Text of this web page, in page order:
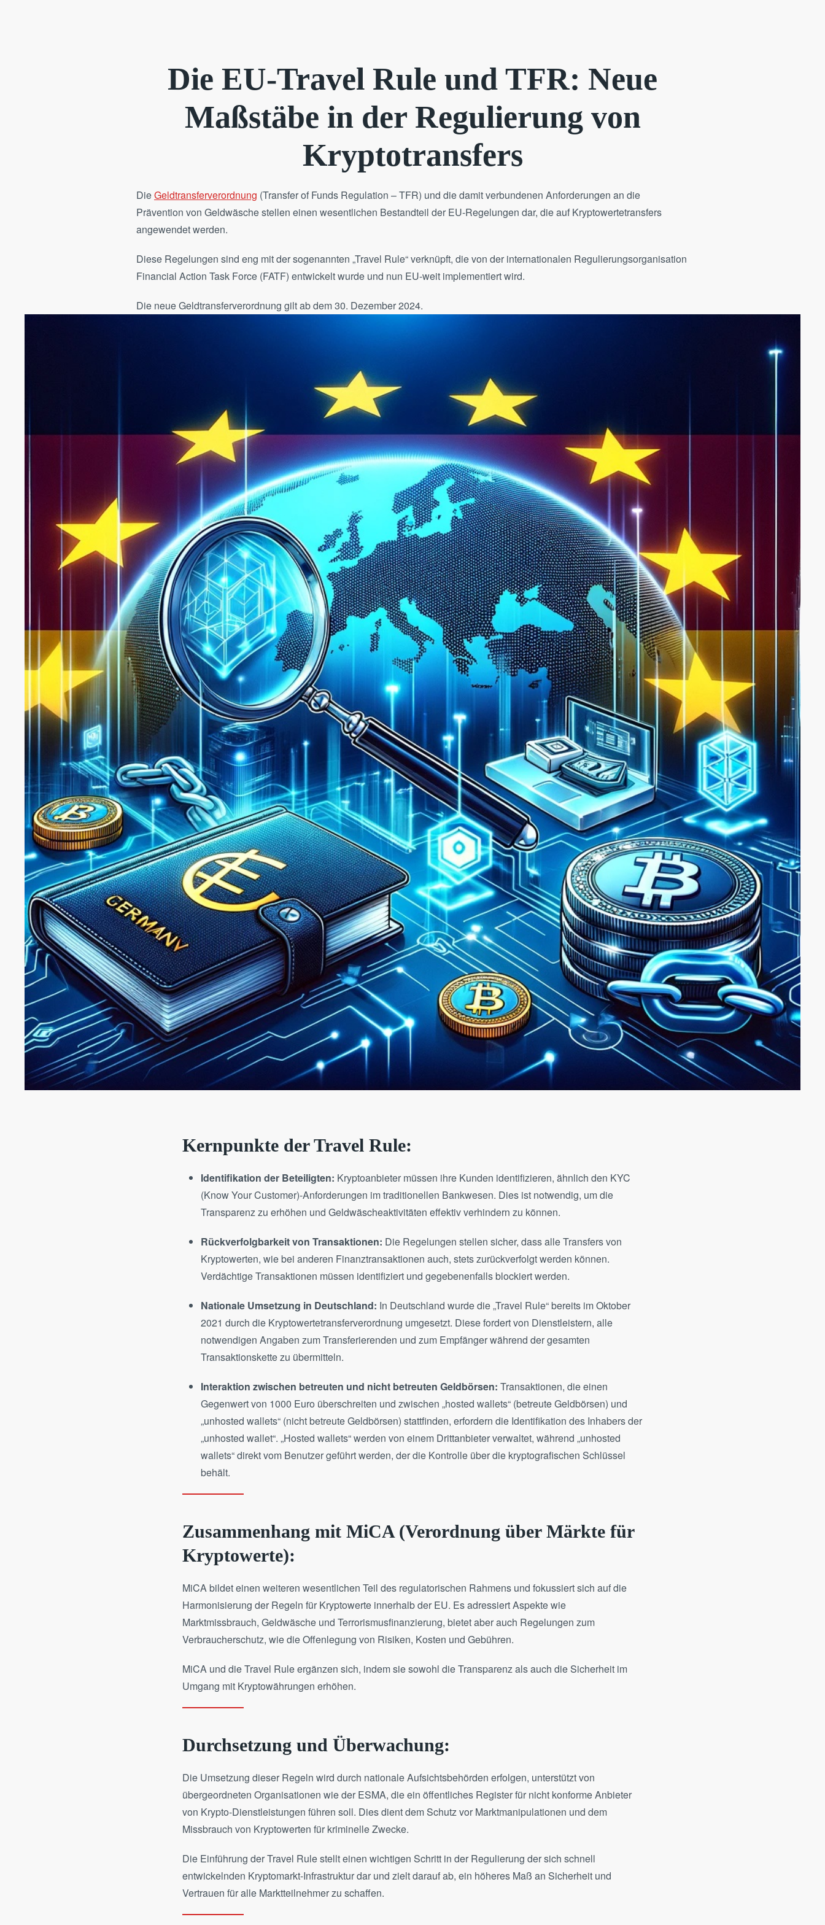
Die EU-Travel Rule und TFR: Neue
Maßstäbe in der Regulierung von
Kryptotransfers
DieGeldtransferverordnung (Transfer of Funds Regulation – TFR) und die damit verbundenen Anforderungen an die
Prävention von Geldwäsche stellen einen wesentlichen Bestandteil der EU-Regelungen dar, die auf Kryptowertetransfers
angewendet werden.
Diese Regelungen sind eng mit der sogenannten „Travel Rule“ verknüpft, die von der internationalen Regulierungsorganisation
Financial Action Task Force (FATF) entwickelt wurde und nun EU-weit implementiert wird.
Die neue Geldtransferverordnung gilt ab dem 30. Dezember 2024.
Kernpunkte der Travel Rule:
Identifikation der Beteiligten: Kryptoanbieter müssen ihre Kunden identifizieren, ähnlich den KYC
(Know Your Customer)-Anforderungen im traditionellen Bankwesen. Dies ist notwendig, um die
Transparenz zu erhöhen und Geldwäscheaktivitäten effektiv verhindern zu können.
Rückverfolgbarkeit von Transaktionen: Die Regelungen stellen sicher, dass alle Transfers von
Kryptowerten, wie bei anderen Finanztransaktionen auch, stets zurückverfolgt werden können.
Verdächtige Transaktionen müssen identifiziert und gegebenenfalls blockiert werden.
Nationale Umsetzung in Deutschland: In Deutschland wurde die „Travel Rule“ bereits im Oktober
2021 durch die Kryptowertetransferverordnung umgesetzt. Diese fordert von Dienstleistern, alle
notwendigen Angaben zum Transferierenden und zum Empfänger während der gesamten
Transaktionskette zu übermitteln.
Interaktion zwischen betreuten und nicht betreuten Geldbörsen: Transaktionen, die einen
Gegenwert von 1000 Euro überschreiten und zwischen „hosted wallets“ (betreute Geldbörsen) und
„unhosted wallets“ (nicht betreute Geldbörsen) stattfinden, erfordern die Identifikation des Inhabers der
„unhosted wallet“. „Hosted wallets“ werden von einem Drittanbieter verwaltet, während „unhosted
wallets“ direkt vom Benutzer geführt werden, der die Kontrolle über die kryptografischen Schlüssel
behält.
Zusammenhang mit MiCA (Verordnung über Märkte für
Kryptowerte):
MiCA bildet einen weiteren wesentlichen Teil des regulatorischen Rahmens und fokussiert sich auf die
Harmonisierung der Regeln für Kryptowerte innerhalb der EU. Es adressiert Aspekte wie
Marktmissbrauch, Geldwäsche und Terrorismusfinanzierung, bietet aber auch Regelungen zum
Verbraucherschutz, wie die Offenlegung von Risiken, Kosten und Gebühren.
MiCA und die Travel Rule ergänzen sich, indem sie sowohl die Transparenz als auch die Sicherheit im
Umgang mit Kryptowährungen erhöhen.
Durchsetzung und Überwachung:
Die Umsetzung dieser Regeln wird durch nationale Aufsichtsbehörden erfolgen, unterstützt von
übergeordneten Organisationen wie der ESMA, die ein öffentliches Register für nicht konforme Anbieter
von Krypto-Dienstleistungen führen soll. Dies dient dem Schutz vor Marktmanipulationen und dem
Missbrauch von Kryptowerten für kriminelle Zwecke.
Die Einführung der Travel Rule stellt einen wichtigen Schritt in der Regulierung der sich schnell
entwickelnden Kryptomarkt-Infrastruktur dar und zielt darauf ab, ein höheres Maß an Sicherheit und
Vertrauen für alle Marktteilnehmer zu schaffen.